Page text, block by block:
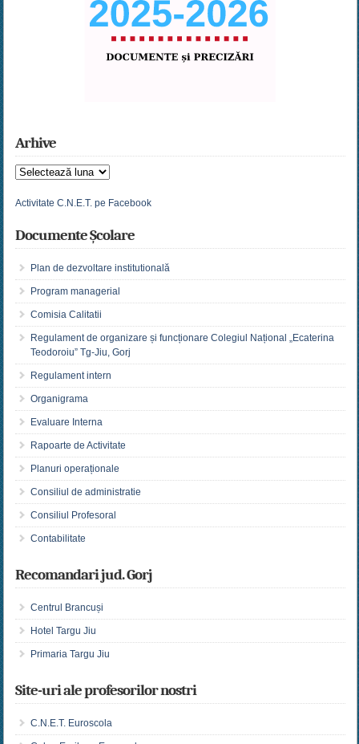
Arhive
Arhive
Activitate C.N.E.T. pe Facebook
Documente Școlare
Plan de dezvoltare institutională
Program managerial
Comisia Calitatii
Regulament de organizare și funcționare Colegiul Național „Ecaterina
Teodoroiu” Tg-Jiu, Gorj
Regulament intern
Organigrama
Evaluare Interna
Rapoarte de Activitate
Planuri operaționale
Consiliul de administratie
Consiliul Profesoral
Contabilitate
Recomandari jud. Gorj
Centrul Brancuși
Hotel Targu Jiu
Primaria Targu Jiu
Site-uri ale profesorilor nostri
C.N.E.T. Euroscola